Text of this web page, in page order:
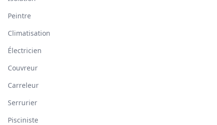
Peintre
Climatisation
Électricien
Couvreur
Carreleur
Serrurier
Pisciniste